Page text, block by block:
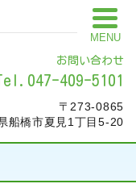
MENU
お問い合わせ
409-5101
〒273-0865
船橋市夏見1丁目5-20